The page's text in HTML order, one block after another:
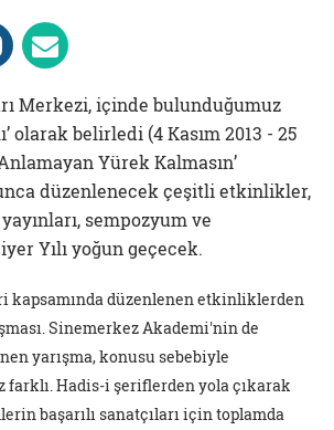
Merkezi, içinde bulunduğumuz
olarak belirledi (4 Kasım 2013 - 25
Yürek Kalmasın’
düzenlenecek çeşitli etkinlikler,
sempozyum ve
Yılı yoğun geçecek.
kapsamında düzenlenen etkinliklerden
Sinemerkez Akademi'nin de
yarışma, konusu sebebiyle
farklı. Hadis-i şeriflerden yola çıkarak
başarılı sanatçıları için toplamda